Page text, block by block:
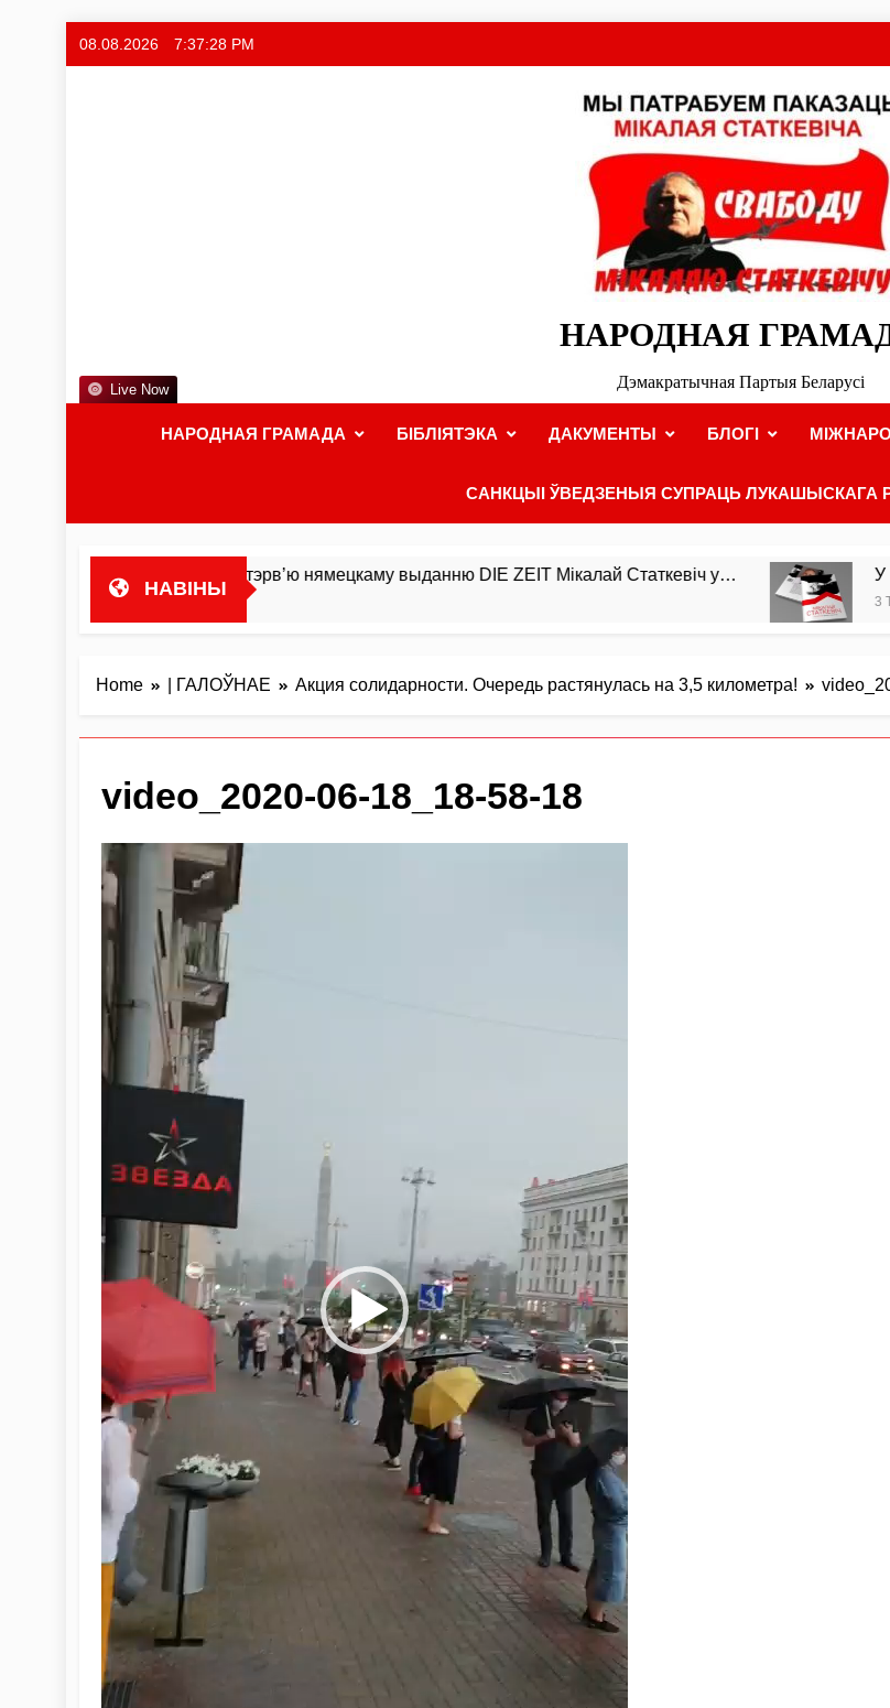
08.08.2026 7:37:29 PM
НАРОДНАЯ
Дэмакратычная Партыя Беларусі
НАРОДНАЯ ГРАМАДА БІБЛІЯТЭКА ДАКУМЕНТЫ БЛОГІ
САНКЦЫІ ЎВЕДЗЕНЫЯ СУПРАЦЬ
Live Now
НАВІНЫ
гандляваць»У інтэрв’ю нямецкаму выданню DIE ZEIT Мікалай Статкевіч у… У
3 Тыдні Ago
Home | ГАЛОЎНАЕ Акция солидарности. Очередь растянулась на 3,5 километра!
video_2020-06-18_18-58-18
Відэа-
прайгравальнік